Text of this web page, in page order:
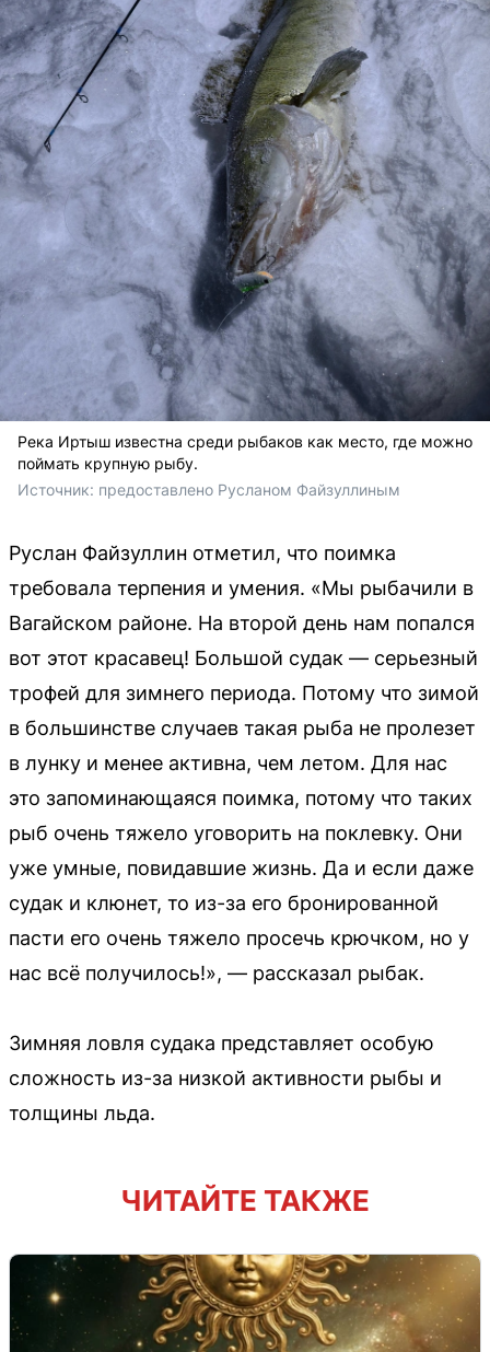
Река Иртыш известна среди рыбаков как место, где можно
поймать крупную рыбу.
Источник: предоставлено Русланом Файзуллиным
Руслан Файзуллин отметил, что поимка
требовала терпения и умения. «Мы рыбачили в
Вагайском районе. На второй день нам попался
вот этот красавец! Большой судак — серьезный
трофей для зимнего периода. Потому что зимой
в большинстве случаев такая рыба не пролезет
в лунку и менее активна, чем летом. Для нас
это запоминающаяся поимка, потому что таких
рыб очень тяжело уговорить на поклевку. Они
уже умные, повидавшие жизнь. Да и если даже
судак и клюнет, то из-за его бронированной
пасти его очень тяжело просечь крючком, но у
нас всё получилось!», — рассказал рыбак.
Зимняя ловля судака представляет особую
сложность из-за низкой активности рыбы и
толщины льда.
ЧИТАЙТЕ ТАКЖЕ